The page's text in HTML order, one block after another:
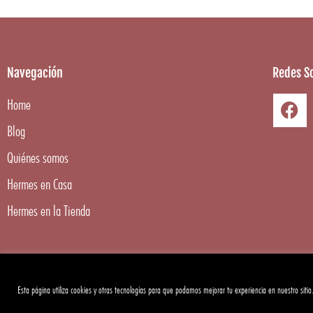
Esta página utiliza cookies y otras tecnologías para que podamos mejorar tu experiencia en nuestro sitio.
Navegación
Home
Blog
Quiénes somos
Hermes en Casa
Hermes en la Tienda
Redes
Copyright ©2026